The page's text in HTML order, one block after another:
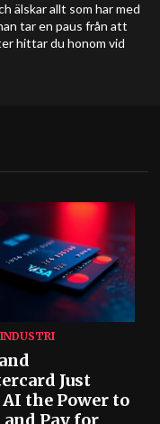
älskar allt som har med
tar en paus från att
hittar du honom vid
INDUSTRI
Just
AI the Power to